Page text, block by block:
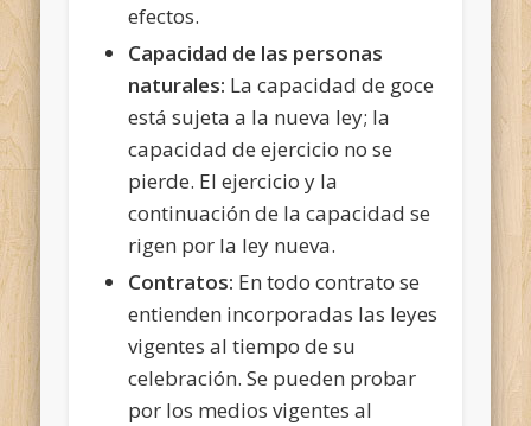
efectos.
Capacidad de las personas
naturales: La capacidad de goce
está sujeta a la nueva ley; la
capacidad de ejercicio no se
pierde. El ejercicio y la
continuación de la capacidad se
rigen por la ley nueva.
Contratos: En todo contrato se
entienden incorporadas las leyes
vigentes al tiempo de su
celebración. Se pueden probar
por los medios vigentes al